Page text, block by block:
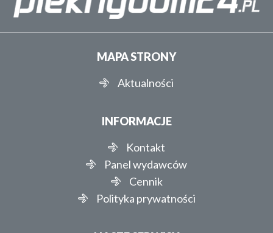
MAPA STRONY
Aktualności
INFORMACJE
Kontakt
Panel wydawców
Cennik
Polityka prywatności